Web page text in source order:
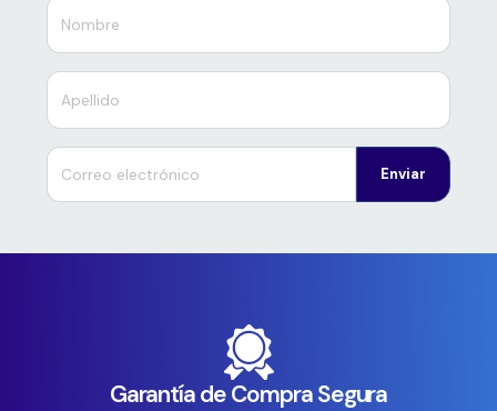
Enviar
Garantía de Compra Segura